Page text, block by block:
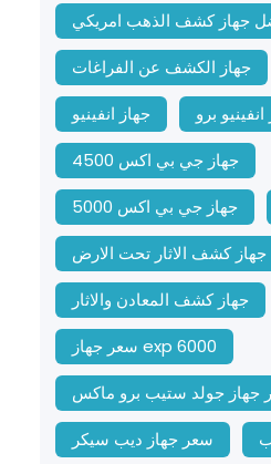
جهاز كشف الذهب امريكي
جهاز الكشف عن الفراغات
جهاز انفينيو
برو
جهاز جي بي اكس 4500
جهاز جي بي اكس 5000
جهاز كشف الاثار تحت الارض
جهاز كشف المعادن والاثار
سعر جهاز exp 6000
جهاز جولد ستيب برو ماكس
سعر جهاز ديب سيكر